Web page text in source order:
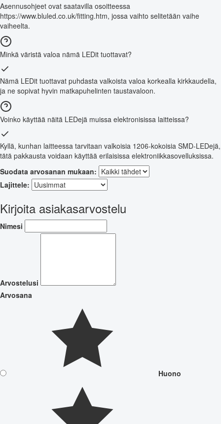
Asennusohjeet ovat saatavilla osoitteessa
https://www.bluled.co.uk/fitting.htm, jossa vaihto selitetään vaihe
vaiheelta.
Minkä väristä valoa nämä LEDit tuottavat?
Nämä LEDit tuottavat puhdasta valkoista valoa korkealla kirkkaudella,
ja ne sopivat hyvin matkapuhelinten taustavaloon.
Voinko käyttää näitä LEDejä muissa elektronisissa laitteissa?
Kyllä, kunhan laitteessa tarvitaan valkoisia 1206-kokoisia SMD-LEDejä,
tätä pakkausta voidaan käyttää erilaisissa elektroniikkasovelluksissa.
Suodata arvosanan mukaan:
Lajittele:
Kirjoita asiakasarvostelu
Nimesi
Arvostelusi
Arvosana
Huono